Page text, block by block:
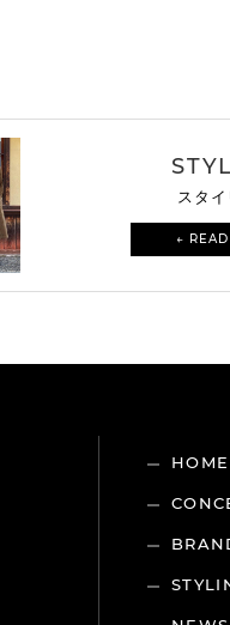
スタ
←
HOME